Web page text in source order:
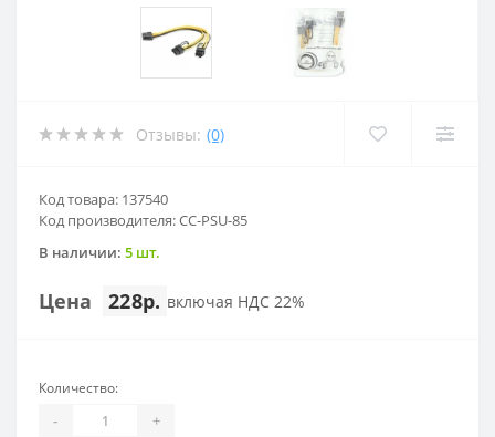
Отзывы: (0)
Код товара: 137540
Код производителя: CC-PSU-85
В наличии: 5 шт.
Цена 228р. включая НДС 22%
Количество:
- +